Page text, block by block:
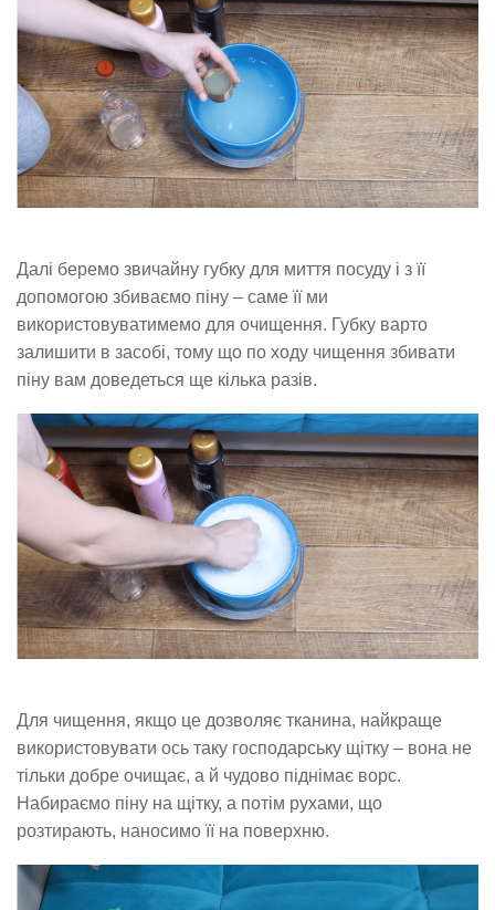
Далі беремо звичайну губку для миття посуду і з її
допомогою збиваємо піну – саме її ми
використовуватимемо для очищення. Губку варто
залишити в засобі, тому що по ходу чищення збивати
піну вам доведеться ще кілька разів.
Для чищення, якщо це дозволяє тканина, найкраще
використовувати ось таку господарську щітку – вона не
тільки добре очищає, а й чудово піднімає ворс.
Набираємо піну на щітку, а потім рухами, що
розтирають, наносимо її на поверхню.